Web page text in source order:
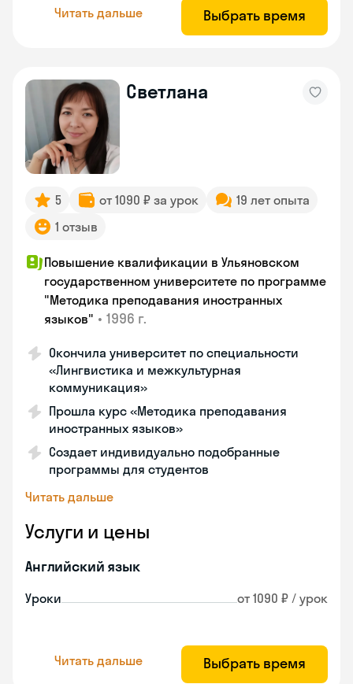
Читать дальше Выбрать время
Светлана
5 от 1090 ₽ за урок
19 лет опыта
1 отзыв
Повышение квалификации в Ульяновском
государственном университете по программе
"Методика преподавания иностранных
языков" • 1996 г.
Окончила университет по специальности
«Лингвистика и межкультурная
коммуникация»
Прошла курс «Методика преподавания
иностранных языков»
Создает индивидуально подобранные
программы для студентов
Читать дальше
Услуги и цены
Английский язык
Уроки от 1090 ₽ / урок
Читать дальше Выбрать время